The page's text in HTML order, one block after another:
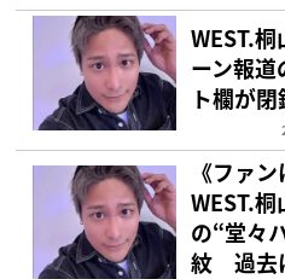
WEST.
ーン報
ト欄が
《ファ
WEST.
の“堂々
紋 過去